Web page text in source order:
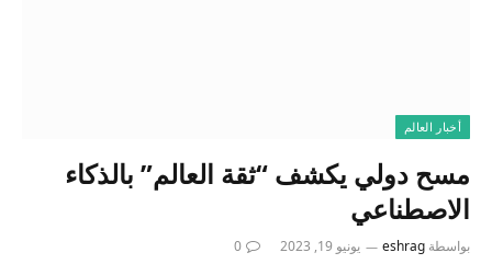
أخبار العالم
مسح دولي يكشف “ثقة العالم” بالذكاء
الاصطناعي
بواسطة eshrag يونيو 19, 2023 0